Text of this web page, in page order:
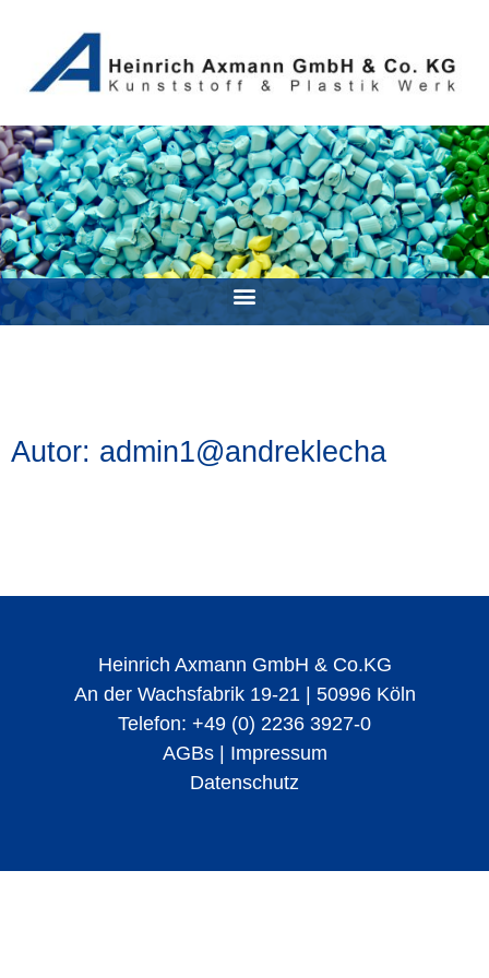
Autor: admin1@andreklecha
Heinrich Axmann GmbH & Co.KG
An der Wachsfabrik 19-21 | 50996 Köln
Telefon: +49 (0) 2236 3927-0
AGBs| Impressum
Datenschutz